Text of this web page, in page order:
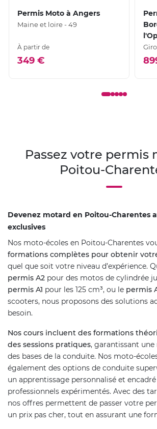
Permis Moto à Angers
Maine et loire - 49
À partir de
349 €
Passez votre permis
Poitou-
Devenez motard en Poitou-Charentes
exclusives
Nos moto-écoles en Poitou-Charentes
formations complètes pour obtenir
quel que soit votre niveau d’expérience.
permis A2 pour des motos de cylindrée
permis A1 pour les 125 cm³, ou le permis
scooters, nous proposons des solutions
besoin.
Nos cours incluent des formations
des sessions pratiques, garantissant
des bases de la conduite. Nos moto-
également des options de conduite
un apprentissage personnalisé et
professionnels expérimentés. Avec des
nos offres permettent de passer votre
un prix pas cher, tout en assurant une